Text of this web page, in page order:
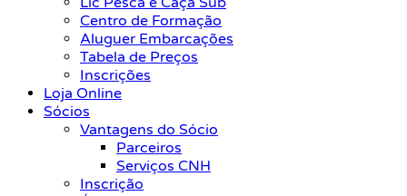
Centro de Formação
Aluguer Embarcações
Tabela de Preços
Inscrições
Loja Online
Sócios
Vantagens do Sócio
Parceiros
Serviços CNH
Inscrição